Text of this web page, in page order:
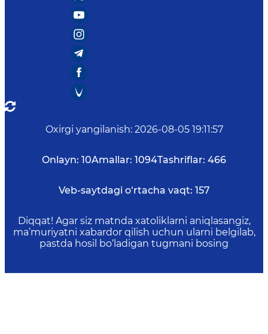
Oxirgi yangilanish: 2026-08-05 19:11:57
Onlayn: 10Amallar: 1094Tashriflar: 466
Veb-saytdagi o‘rtacha vaqt: 157
Diqqat! Agar siz matnda xatoliklarni aniqlasangiz,
ma’muriyatni xabardor qilish uchun ularni belgilab,
pastda hosil bo‘ladigan tugmani bosing